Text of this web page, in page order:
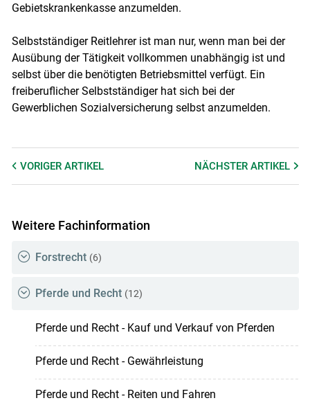
Gebietskrankenkasse anzumelden.
Selbstständiger Reitlehrer ist man nur, wenn man bei der
Ausübung der Tätigkeit vollkommen unabhängig ist und
selbst über die benötigten Betriebsmittel verfügt. Ein
freiberuflicher Selbstständiger hat sich bei der
Gewerblichen Sozialversicherung selbst anzumelden.
VORIGER ARTIKEL NÄCHSTERARTIKEL
Weitere Fachinformation
Forstrecht (6)
Pferde und Recht (12)
Pferde und Recht - Kauf und Verkauf von Pferden
Pferde und Recht - Gewährleistung
Pferde und Recht - Reiten und Fahren